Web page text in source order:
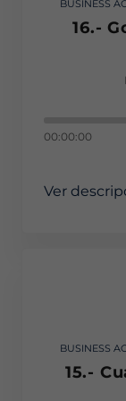
BUSINESS
16.-
00:00:00
Ver
BUSINESS
15.-